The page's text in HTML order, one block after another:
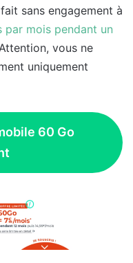
sans engagement à
par mois pendant un
vous ne
uniquement
60 Go